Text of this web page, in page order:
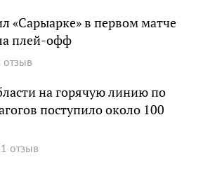
«Сарыарке» в первом матче
плей-офф
отзыв
на горячую линию по
поступило около 100
отзыв